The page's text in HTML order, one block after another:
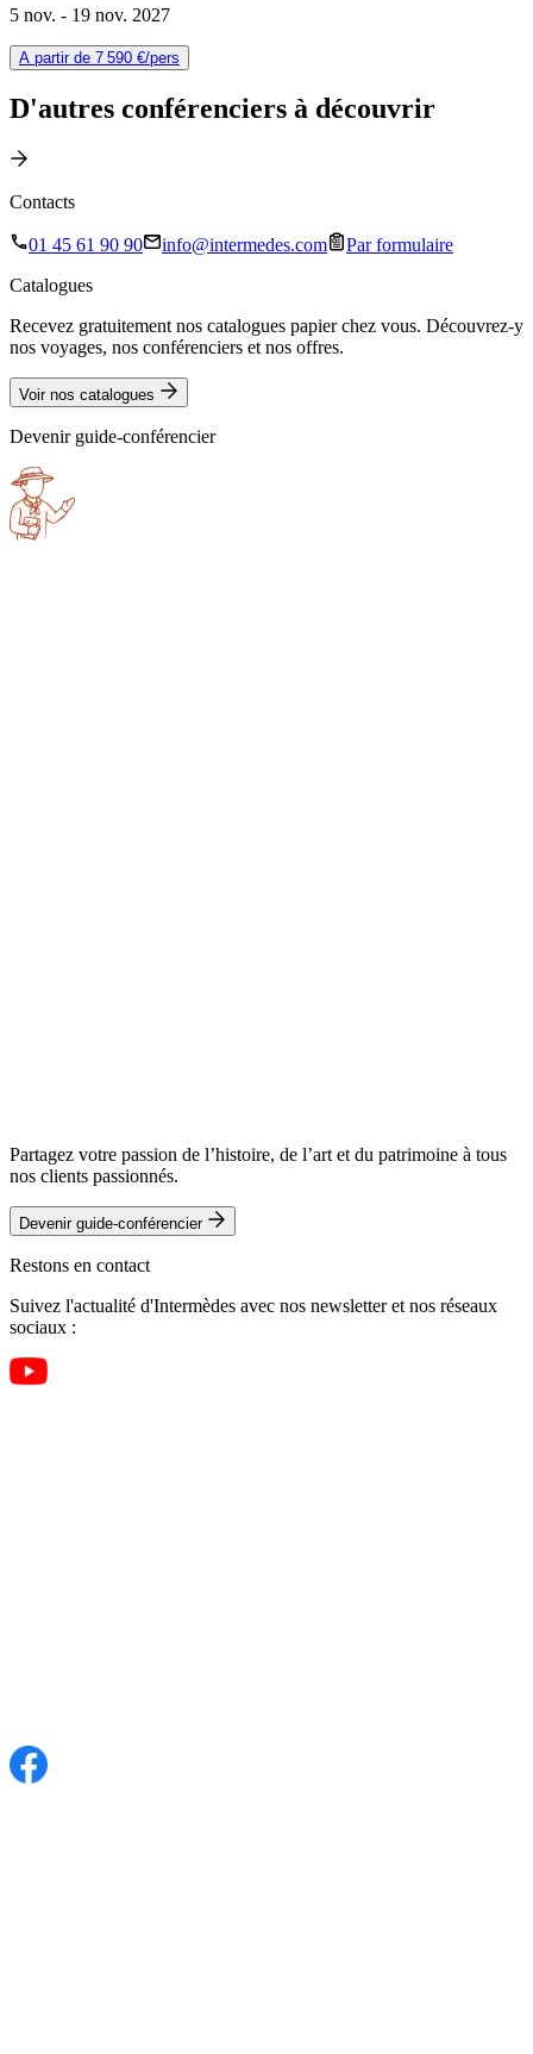
5 nov. - 19 nov. 2027
A partir de 7 590 €/pers
D'autres conférenciers à découvrir
Contacts
01 45 61 90 90 info@intermedes.com
Par formulaire
Catalogues
Recevez gratuitement nos catalogues papier chez vous. Découvrez-y
nos voyages, nos conférenciers et nos offres.
Voir nos catalogues
Devenir guide-conférencier
Partagez votre passion de l’histoire, de l’art et du patrimoine à tous
nos clients passionnés.
Devenir guide-conférencier
Restons en contact
Suivez l'actualité d'Intermèdes avec nos newsletter et nos réseaux
sociaux :